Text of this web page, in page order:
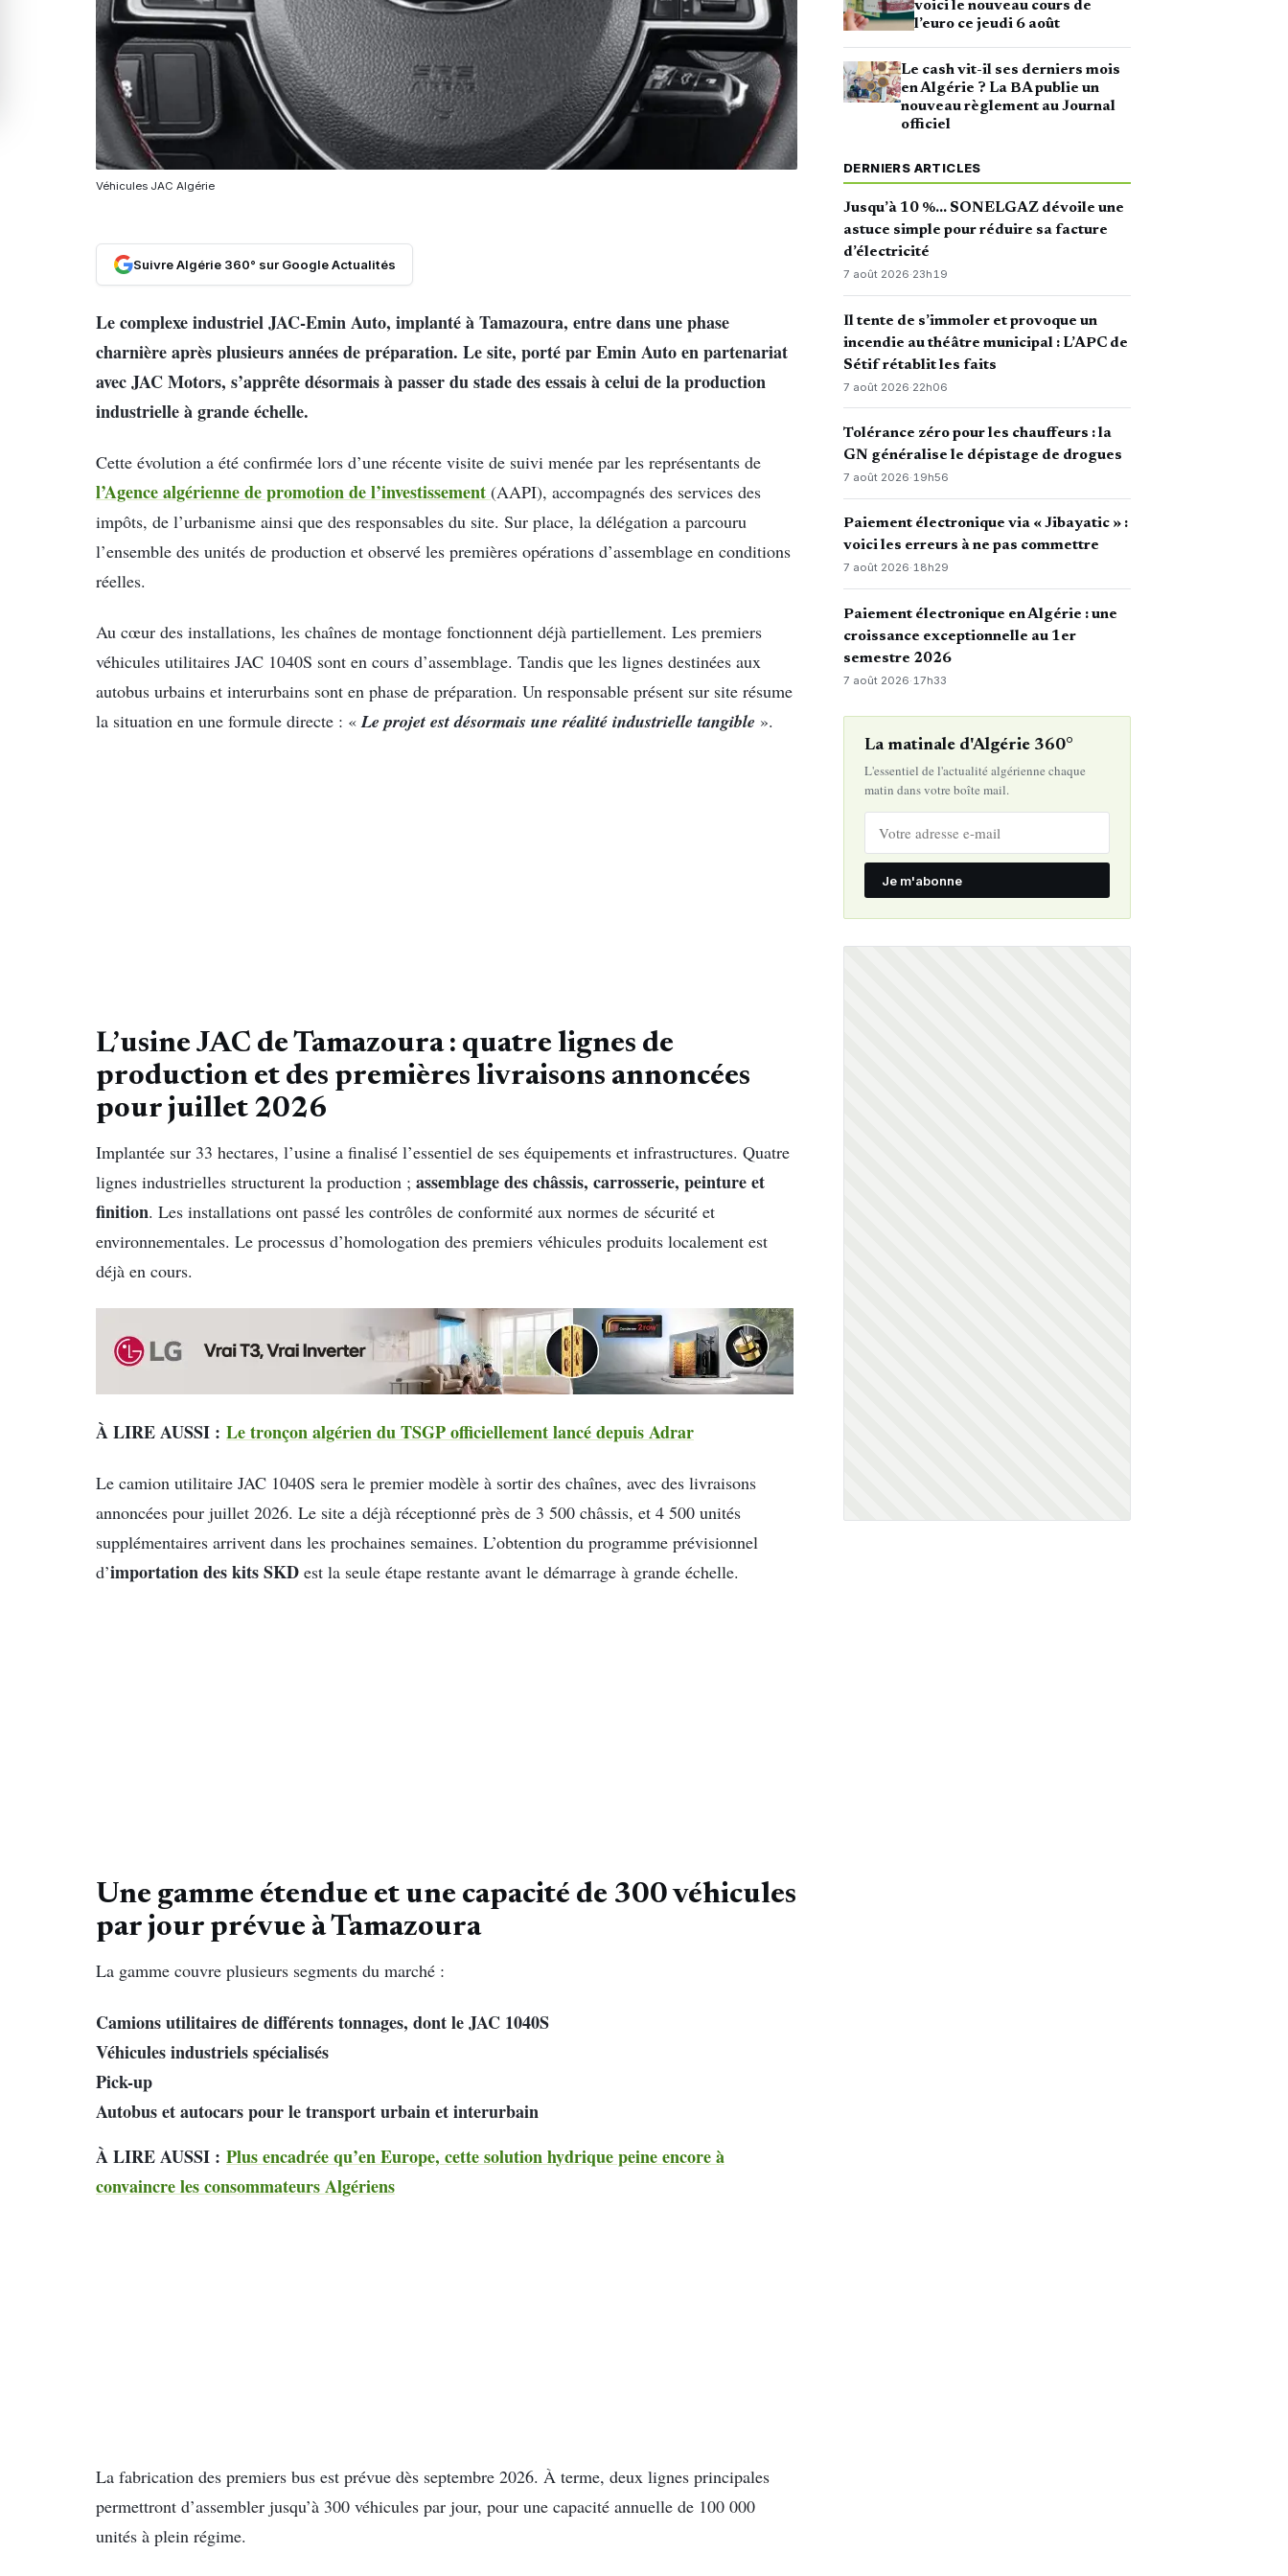
Véhicules JAC Algérie
Suivre Algérie 360° sur Google Actualités
Le complexe industriel JAC-Emin Auto, implanté à Tamazoura, entre dans une phase
charnière après plusieurs années de préparation. Le site, porté parEmin Autoen partenariat
avecJAC Motors, s’apprête désormais à passer du stade des essais à celui de la production
industrielle à grande échelle.
Cette évolution a été confirmée lors d’une récente visite de suivi menée par les représentants de
l’Agence algérienne de promotion de l’investissement (AAPI), accompagnés des services des
impôts, de l’urbanisme ainsi que des responsables du site. Sur place, la délégation a parcouru
l’ensemble des unités de production et observé les premières opérations d’assemblage en conditions
réelles.
Au cœur des installations, les chaînes de montage fonctionnent déjà partiellement. Les premiers
véhicules utilitaires JAC 1040S sont en cours d’assemblage. Tandis que les lignes destinées aux
autobus urbains et interurbains sont en phase de préparation. Un responsable présent sur site résume
la situation en une formule directe : «Le projet est désormais une réalité industrielle tangible ».
L’usine JAC de Tamazoura : quatre lignes de
production et des premières livraisons annoncées
pour juillet 2026
Implantée sur 33 hectares, l’usine a finalisé l’essentiel de ses équipements et infrastructures. Quatre
lignes industrielles structurent la production ; assemblage des châssis, carrosserie, peinture et
finition. Les installations ont passé les contrôles de conformité aux normes de sécurité et
environnementales. Le processus d’homologation des premiers véhicules produits localement est
déjà en cours.
À LIRE AUSSI : Le tronçon algérien du TSGP officiellement lancé depuis Adrar
Le camion utilitaire JAC 1040S sera le premier modèle à sortir des chaînes, avec des livraisons
annoncées pour juillet 2026. Le site a déjà réceptionné près de 3 500 châssis, et 4 500 unités
supplémentaires arrivent dans les prochaines semaines. L’obtention du programme prévisionnel
d’importation des kits SKD est la seule étape restante avant le démarrage à grande échelle.
Une gamme étendue et une capacité de 300 véhicules
par jour prévue à Tamazoura
La gamme couvre plusieurs segments du marché :
Camions utilitaires de différents tonnages, dont le JAC 1040S
Véhicules industriels spécialisés
Pick-up
Autobus et autocars pour le transport urbain et interurbain
À LIRE AUSSI : Plus encadrée qu’en Europe, cette solution hydrique peine encore à
convaincre les consommateurs Algériens
La fabrication des premiers bus est prévue dès septembre 2026. À terme, deux lignes principales
permettront d’assembler jusqu’à 300 véhicules par jour, pour une capacité annuelle de 100 000
unités à plein régime.
voici le nouveau cours de
l’euro ce jeudi 6 août
Le cash vit-il ses derniers mois
en Algérie ? La BA publie un
nouveau règlement au Journal
officiel
DERNIERS ARTICLES
Jusqu’à 10 %… SONELGAZ dévoile une
astuce simple pour réduire sa facture
d’électricité
7 août 2026·23h19
Il tente de s’immoler et provoque un
incendie au théâtre municipal : L’APC de
Sétif rétablit les faits
7 août 2026·22h06
Tolérance zéro pour les chauffeurs : la
GN généralise le dépistage de drogues
7 août 2026·19h56
Paiement électronique via « Jibayatic » :
voici les erreurs à ne pas commettre
7 août 2026·18h29
Paiement électronique en Algérie : une
croissance exceptionnelle au 1er
semestre 2026
7 août 2026· 17h33
La matinale d'Algérie 360°
L'essentiel de l'actualité algérienne chaque
matin dans votre boîte mail.
Je m'abonne